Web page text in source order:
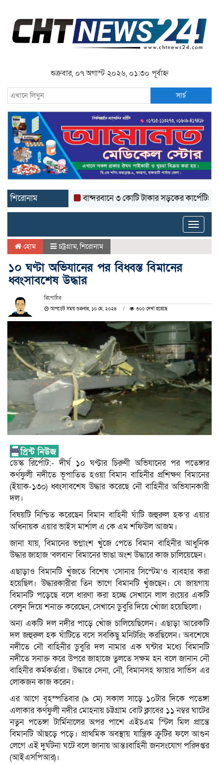
শুক্রবার, ০৭ অগাস্ট ২০২৬, ০১:৩০ পূর্বাহ্ন
সার্চ
শিরোনাম বান্দরবানে ৩ কোটি টাকার সড়কের কার্পেটিং উঠে
Toggle
হোম চট্রগ্রাম,শিরোনাম
১০ ঘণ্টা অভিযানের পর বিধ্বস্ত বিমানের
ধ্বংসাবশেষ উদ্ধার
রিপোর্টার
আপডেট সময় শুক্রবার, ১০ মে, ২০২৪ ৩০০ দেখা হয়েছে
ডেস্ক রির্পোট:- দীর্ঘ ১০ ঘণ্টার চিরুণী অভিযানের পর পতেঙ্গার
কর্ণফুলী নদীতে ভূপাতিত হওয়া বিমান বাহিনীর প্রশিক্ষণ বিমানের
(ইয়াক-১৩০) ধ্বংসাবশেষ উদ্ধার করেছে নৌ বাহিনীর অভিযানকারী
দল।
বিষয়টি নিশ্চিত করেছেন বিমান বাহিনী ঘাঁটি জহুরুল হক’র এয়ার
অধিনায়ক এয়ার ভাইস মার্শাল এ কে এম শফিউল আজম।
জানা যায়, বিমানের ভগ্নাংশ খুঁজে পেতে বিমান বাহিনীর আধুনিক
উদ্ধার জাহাজ ‘বলবান’ বিমানের ভাঙা অংশ উদ্ধারে কাজ চালিয়েছেন।
এছাড়াও বিমানটি খুঁজতে বিশেষ ‘সোনার সিস্টেম’ও ব্যবহার করা
হয়েছিল। উদ্ধারকারীরা তিন ভাগে বিমানটি খুঁজছেন। যে জায়গায়
বিমানটি পড়েছে বলে ধারণা করা হচ্ছে সেখানে লাল রংয়ের একটি
বেলুন দিয়ে শনাক্ত করেছেন, সেখানে ডুবুরি দিয়ে খোঁজা হয়েছিলো।
অন্য একটি দল নদীর পাড়ে খোঁজ চালিয়েছিলেন। এছাড়া আরেকটি
দল জহুরুল হক ঘাঁটিতে বসে সবকিছু মনিটরিং করছিলেন। অবশেষে
নদীতে নৌ বাহিনীর ডুবুরি দল নামার এক ঘন্টার মধ্যে বিমানটি
নদীতে সনাক্ত করে উপরে জাহাজে তুলতে সক্ষম হন বলে জানান নৌ
বাহিনীর কর্মকর্তারা। উদ্ধারে সেনা, নৌ, বিমানসহ ফায়ার সার্ভিস এর
লোকজন কাজ করেন।
এর আগে বৃহস্পতিবার (৯ মে) সকাল সাড়ে ১০টার দিকে পতেঙ্গা
এলাকার কর্ণফুলী নদীর মোহনায় চট্টগ্রাম বোট ক্লাবের ১১ নম্বর ঘাটের
নতুন পতেঙ্গা টার্মিনালের অপর পাশে এইচএম স্টিল মিল প্রান্তে
বিমানটি আঁছড়ে পড়ে। প্রাথমিক অবস্থায় যান্ত্রিক ক্রুটির ফলে আগুন
লেগে এই দুর্ঘটনা ঘটে বলে জানায় আন্তঃবাহিনী জনসংযোগ পরিদপ্তর
(আইএসপিআর)।